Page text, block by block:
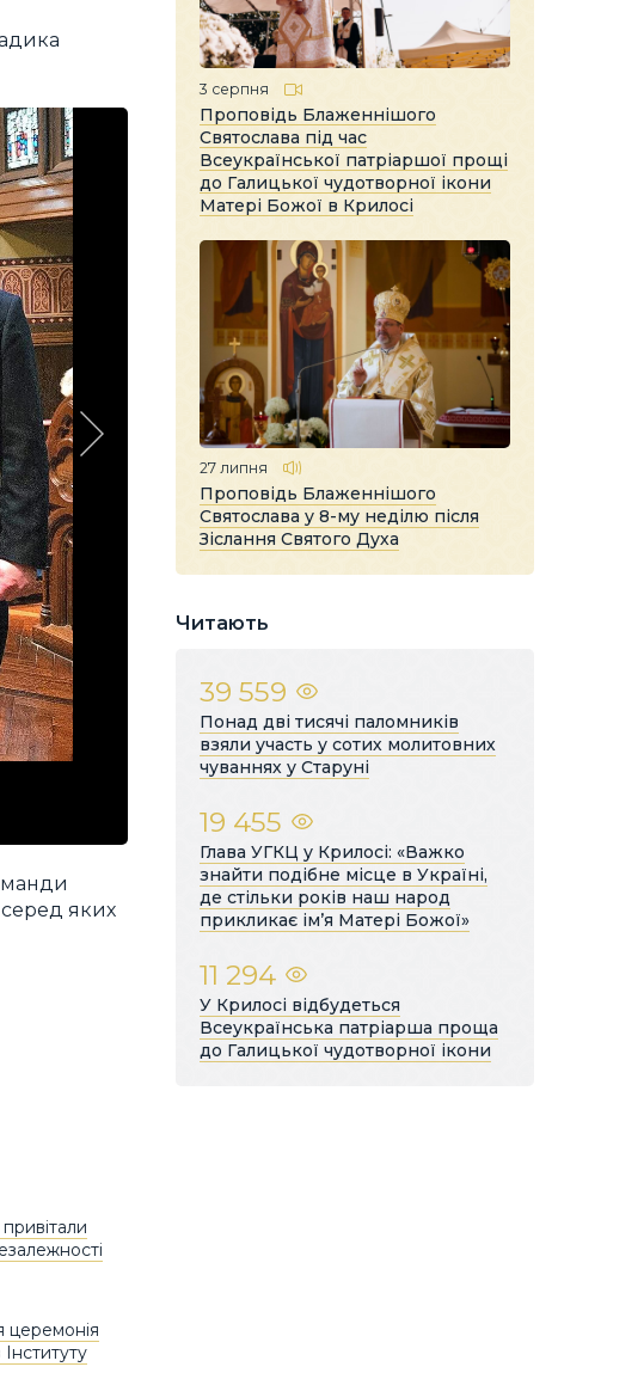
серед яких
церемонія
3 серпня
Проповідь Блаженнішого
Святослава під час
Всеукраїнської патріаршої прощі
до Галицької чудотворної ікони
Матері Божої в Крилосі
27 липня
Проповідь Блаженнішого
Святослава у 8-му неділю після
Зіслання Святого Духа
Читають
39 559
Понад дві тисячі паломників
взяли участь у сотих молитовних
чуваннях у Старуні
19 455
Глава УГКЦ у Крилосі: «Важко
знайти подібне місце в Україні,
де стільки років наш народ
прикликає ім’я Матері Божої»
11 294
У Крилосі відбудеться
Всеукраїнська патріарша проща
до Галицької чудотворної ікони